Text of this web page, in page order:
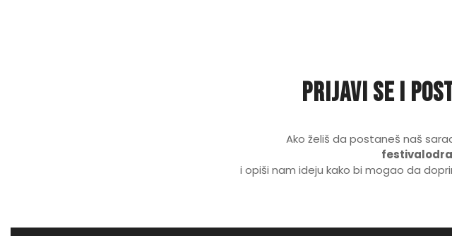
Prijavi se i
Ako želiš da postaneš naš
i opiši nam ideju kako bi mogao da